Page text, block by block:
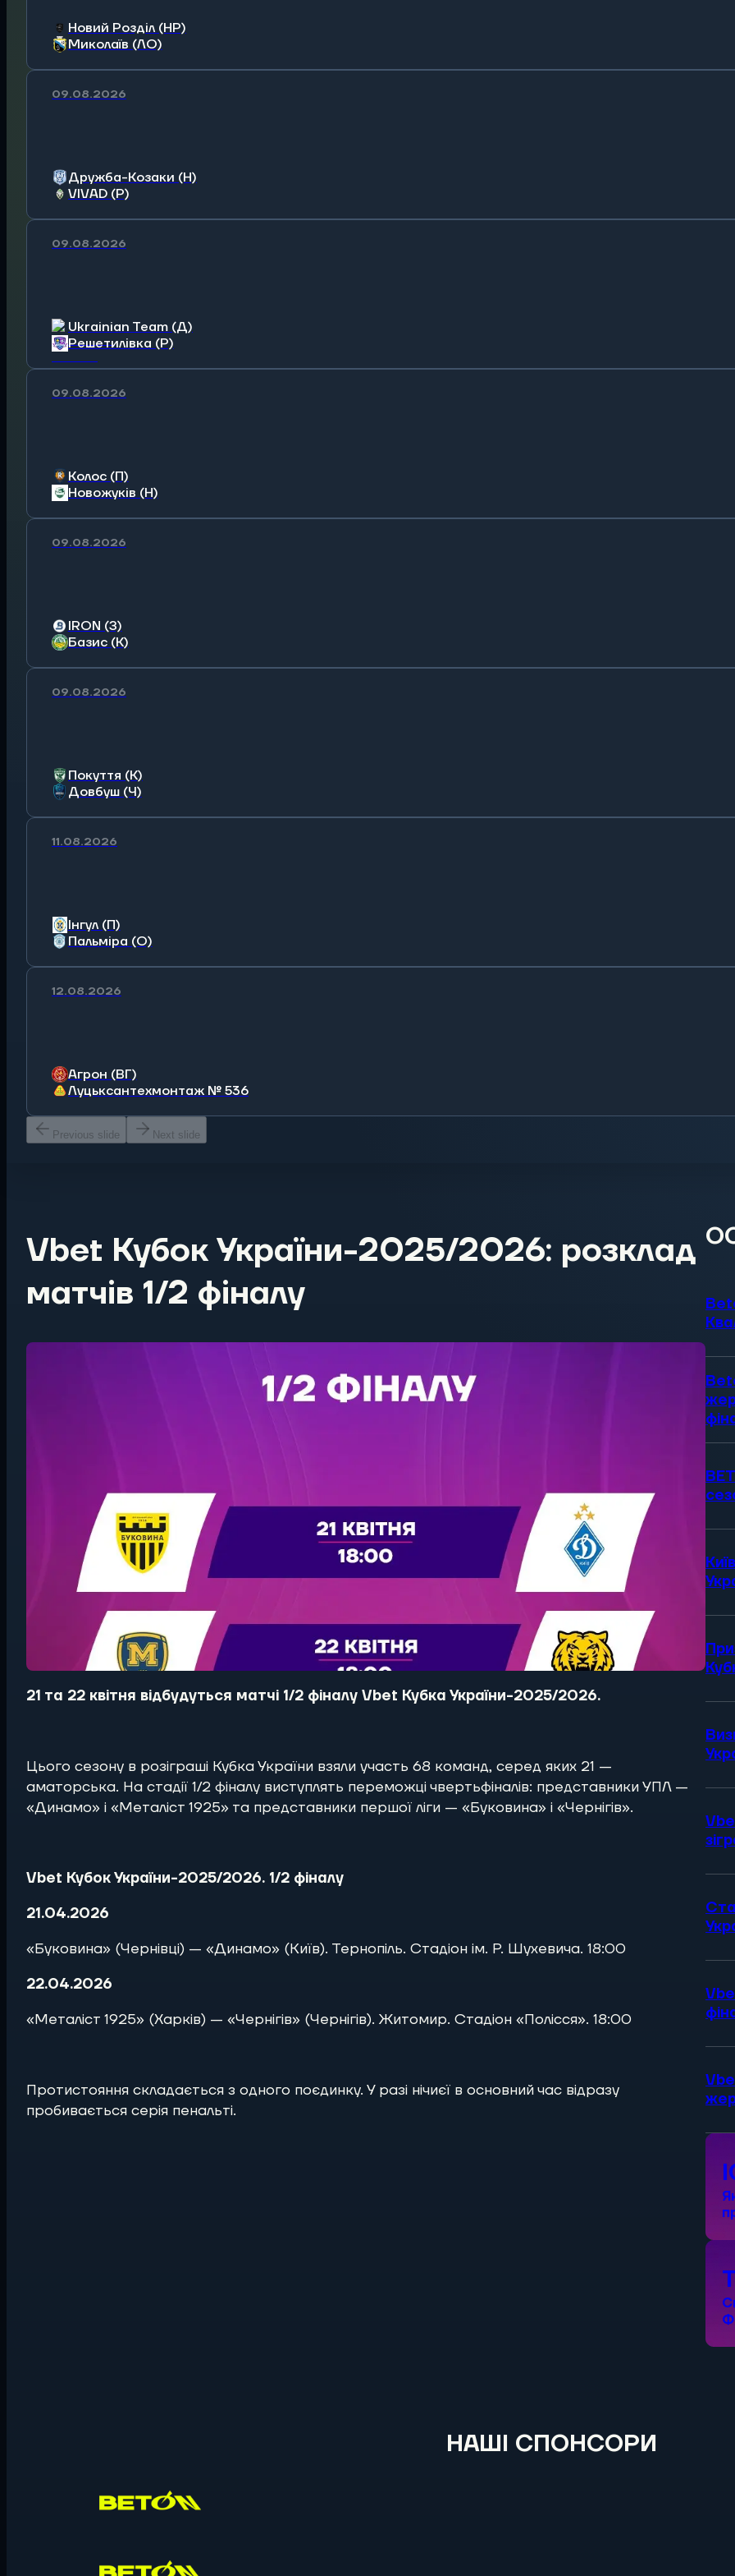
Новий Розділ (НР)
Миколаїв (ЛО)
09.08.2026
Дружба-Козаки (Н)
VIVAD (Р)
09.08.2026
Ukrainian Team (Д)
Решетилівка (Р)
09.08.2026
Колос (П)
Новожуків (Н)
09.08.2026
IRON (З)
Базис (К)
09.08.2026
Покуття (К)
Довбуш (Ч)
11.08.2026
Інгул (П)
Пальміра (О)
12.08.2026
Агрон (ВГ)
Луцьксантехмонтаж № 536
Previous slide Next slide
Vbet Кубок України-2025/2026: розклад
матчів 1/2 фіналу
21 та 22 квітня відбудуться матчі 1/2 фіналу Vbet Кубка України-2025/2026.
Цього сезону в розіграші Кубка України взяли участь 68 команд, серед яких 21 —
аматорська. На стадії 1/2 фіналу виступлять переможці чвертьфіналів: представники УПЛ —
«Динамо» і «Металіст 1925» та представники першої ліги — «Буковина» і «Чернігів».
Vbet Кубок України-2025/2026. 1/2 фіналу
21.04.2026
«Буковина» (Чернівці) — «Динамо» (Київ). Тернопіль. Стадіон ім. Р. Шухевича. 18:00
22.04.2026
«Металіст 1925» (Харків) — «Чернігів» (Чернігів). Житомир. Стадіон «Полісся». 18:00
Протистояння складається з одного поєдинку. У разі нічиєї в основний час відразу
пробивається серія пенальті.
НАШІ СПОНСОРИ